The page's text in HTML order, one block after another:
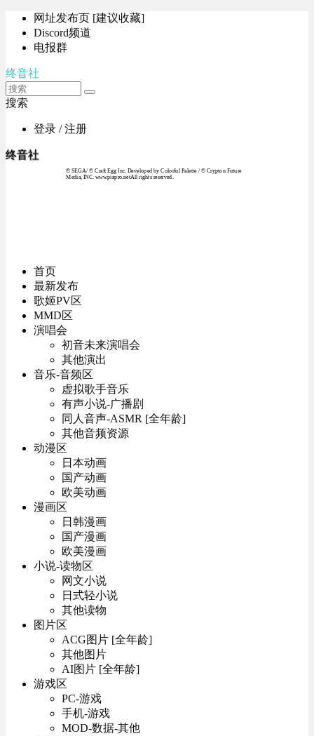
网址发布页 [建议收藏]
Discord频道
电报群
终音社
搜索
登录 / 注册
终音社
© SEGA / © Craft Egg Inc. Developed by Colorful Palette / © Crypton Future
Media, INC. www.piapro.netAll rights reserved.
首页
最新发布
歌姬PV区
MMD区
演唱会
初音未来演唱会
其他演出
音乐-音频区
虚拟歌手音乐
有声小说-广播剧
同人音声-ASMR [全年龄]
其他音频资源
动漫区
日本动画
国产动画
欧美动画
漫画区
日韩漫画
国产漫画
欧美漫画
小说-读物区
网文小说
日式轻小说
其他读物
图片区
ACG图片 [全年龄]
其他图片
AI图片 [全年龄]
游戏区
PC-游戏
手机-游戏
MOD-数据-其他